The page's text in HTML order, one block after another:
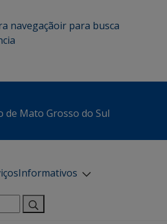
navegaçãoir para busca
de Mato Grosso do Sul
Informativos